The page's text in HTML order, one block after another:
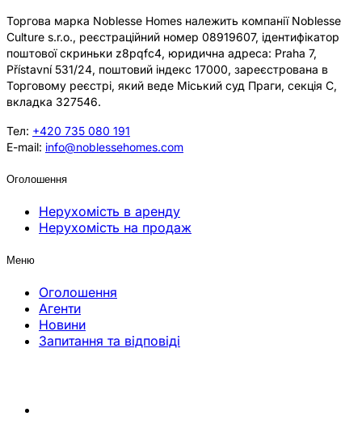
Торгова марка Noblesse Homes належить компанії Noblesse
Culture s.r.o., реєстраційний номер 08919607, ідентифікатор
поштової скриньки z8pqfc4, юридична адреса: Praha 7,
Přístavní 531/24, поштовий індекс 17000, зареєстрована в
Торговому реєстрі, який веде Міський суд Праги, секція C,
вкладка 327546.
Тел: +420 735 080 191
E-mail: info@noblessehomes.com
Оголошення
Нерухомість в аренду
Нерухомість на продаж
Меню
Оголошення
Агенти
Новини
Запитання та відповіді